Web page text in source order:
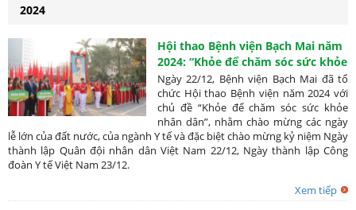
2024
Hội thao Bệnh viện Bạch Mai năm
2024: “Khỏe để chăm sóc sức khỏe
nhân dân”
Ngày 22/12, Bệnh viện Bạch Mai đã tổ
chức Hội thao Bệnh viện năm 2024 với
chủ đề “Khỏe để chăm sóc sức khỏe
nhân dân”, nhằm chào mừng các ngày
lễ lớn của đất nước, của ngành Y tế và đặc biệt chào mừng kỷ niệm Ngày
thành lập Quân đội nhân dân Việt Nam 22/12, Ngày thành lập Công
đoàn Y tế Việt Nam 23/12.
Xem tiếp